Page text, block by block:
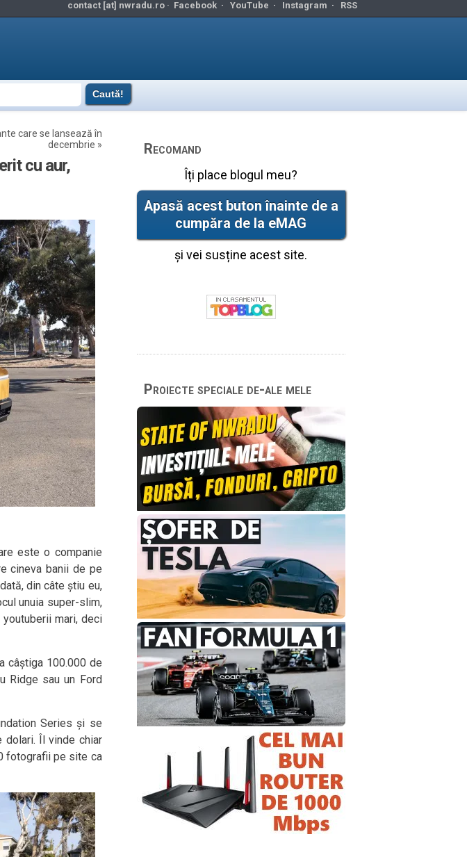
contact [at] nwradu.ro · Facebook· YouTube · Instagram · RSS
care se lansează în
decembrie »
cu aur,
este o companie
cineva banii de pe
din câte știu eu,
unuia super-slim,
mari, deci
câștiga 100.000 de
Ridge sau un Ford
Series și se
Îl vinde chiar
fotografii pe site ca
Recomand
Îți place blogul meu?
Apasă acest buton înainte de a
cumpăra de la eMAG
și vei susține acest site.
Proiecte speciale de-ale mele